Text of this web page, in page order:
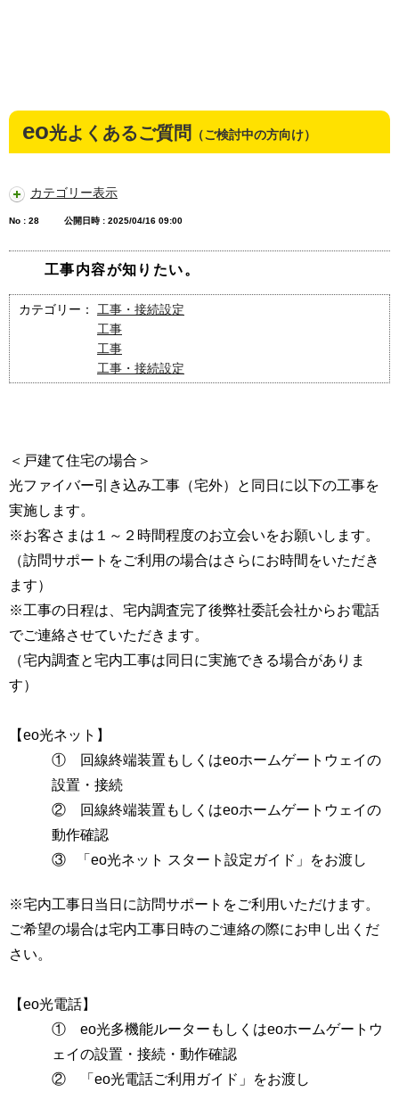
eo光よくあるご質問 （ご検討中の方向け）
カテゴリー表示
No : 28 公開日時 : 2025/04/16 09:00
工事内容が知りたい。
カテゴリー：
工事・接続設定
工事
工事
工事・接続設定
＜戸建て住宅の場合＞
光ファイバー引き込み工事（宅外）と同日に以下の工事を
実施します。
※お客さまは１～２時間程度のお立会いをお願いします。
（訪問サポートをご利用の場合はさらにお時間をいただき
ます）
※工事の日程は、宅内調査完了後弊社委託会社からお電話
でご連絡させていただきます。
（宅内調査と宅内工事は同日に実施できる場合がありま
す）
【eo光ネット】
① 回線終端装置もしくはeoホームゲートウェイの
設置・接続
② 回線終端装置もしくはeoホームゲートウェイの
動作確認
③ 「eo光ネット スタート設定ガイド」をお渡し
※宅内工事日当日に訪問サポートをご利用いただけます。
ご希望の場合は宅内工事日時のご連絡の際にお申し出くだ
さい。
【eo光電話】
① eo光多機能ルーターもしくはeoホームゲートウ
ェイの設置・接続・動作確認
② 「eo光電話ご利用ガイド」をお渡し